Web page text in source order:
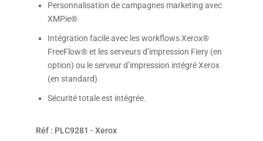
Personnalisation de campagnes marketing avec
XMPie®
Intégration facile avec les workflows Xerox®
FreeFlow® et les serveurs d’impression Fiery (en
option) ou le serveur d’impression intégré Xerox
(en standard)
Sécurité totale est intégrée.
Réf : PLC9281 -Xerox